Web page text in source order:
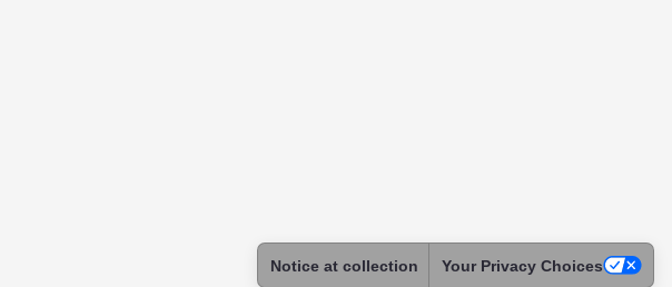
Your Privacy Choices
Notice at collection